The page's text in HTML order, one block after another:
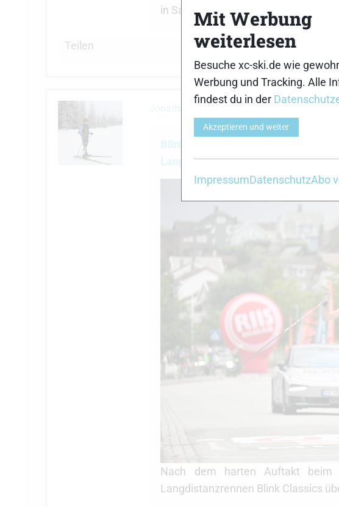
in Sandnes (Norwegen) 07.08.2026
Teilen
Jonathan Göppert
Langdistanzrennen
Nach dem harten Auftakt
Langdistanzrennen Blink Classics
Mit Werbung
weiterlesen
Besuche xc-ski.de wie
Werbung und Tracking. Alle
findest du in der
Akzeptieren und weiter
ImpressumDatenschutzAbo